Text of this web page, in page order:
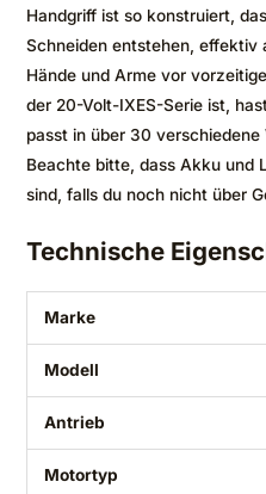
Handgriff ist so konstruiert,
Schneiden entstehen, effektiv
Hände und Arme vor
der 20-Volt-IXES-Serie ist,
passt in über 30
Beachte bitte, dass Akku und
sind, falls du noch nicht über
Technische
Marke
Modell
Antrieb
Motortyp